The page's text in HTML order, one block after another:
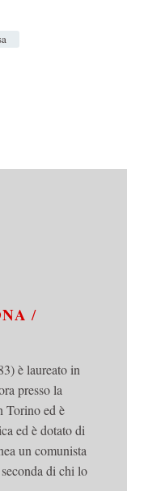
/
è laureato in
presso la
Torino ed è
ed è dotato di
un comunista
di chi lo